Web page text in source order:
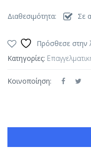
Διαθεσιμότητα: Σε
Πρόσθεσε στην
Κατηγορίες:
Κοινοποίηση: